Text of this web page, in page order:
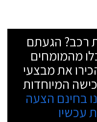
רכב? הגעתם
מהמומחים
את מבצעי
המיוחדות
בחינם הצעה
עכשיו